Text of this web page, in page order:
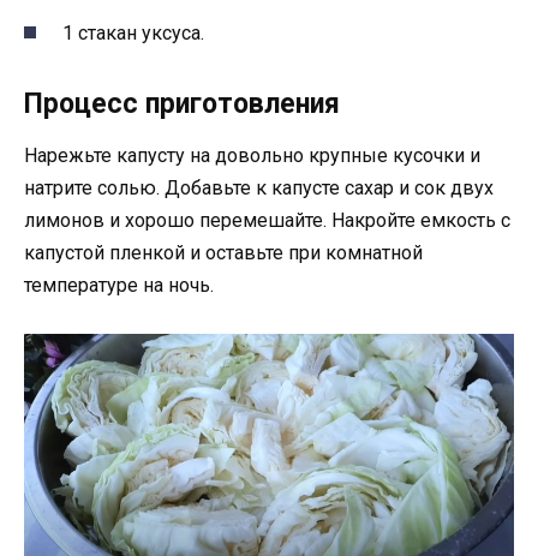
1 стакан уксуса.
Процесс приготовления
Нарежьте капусту на довольно крупные кусочки и
натрите солью. Добавьте к капусте сахар и сок двух
лимонов и хорошо перемешайте. Накройте емкость с
капустой пленкой и оставьте при комнатной
температуре на ночь.